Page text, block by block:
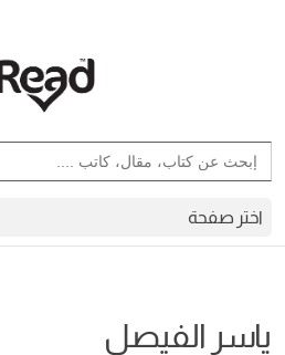
Search
for:
Search Button
اختر صفحة
ياسر الفيصل